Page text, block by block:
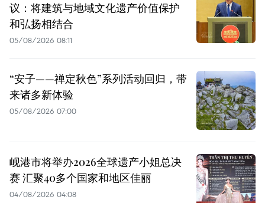
议：将建筑与地域文化遗产价值保护
和弘扬相结合
05/08/2026 08:11
“安子——禅定秋色”系列活动回归，带
来诸多新体验
05/08/2026 07:00
岘港市将举办2026全球遗产小姐总决
赛 汇聚40多个国家和地区佳丽
04/08/2026 04:08